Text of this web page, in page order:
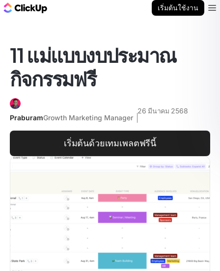
เริ่มต้นใช้งาน
11 แม่แบบงบประมาณ
กิจกรรมฟรี
PraburamGrowth Marketing Manager
26 มีนาคม 2568
เริ่มต้นด้วยเทมเพลตฟรีนี้